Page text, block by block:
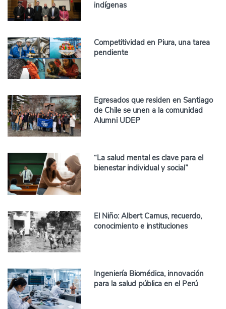
indígenas
Competitividad en Piura, una tarea
pendiente
Egresados que residen en Santiago
de Chile se unen a la comunidad
Alumni UDEP
“La salud mental es clave para el
bienestar individual y social”
El Niño: Albert Camus, recuerdo,
conocimiento e instituciones
Ingeniería Biomédica, innovación
para la salud pública en el Perú